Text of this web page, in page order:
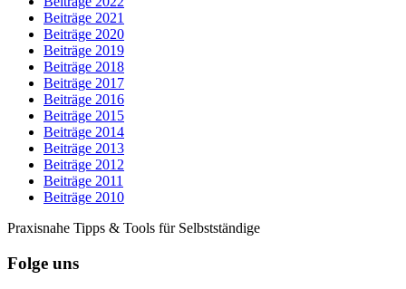
Beiträge 2021
Beiträge 2020
Beiträge 2019
Beiträge 2018
Beiträge 2017
Beiträge 2016
Beiträge 2015
Beiträge 2014
Beiträge 2013
Beiträge 2012
Beiträge 2011
Beiträge 2010
Praxisnahe Tipps & Tools für Selbstständige
Folge uns